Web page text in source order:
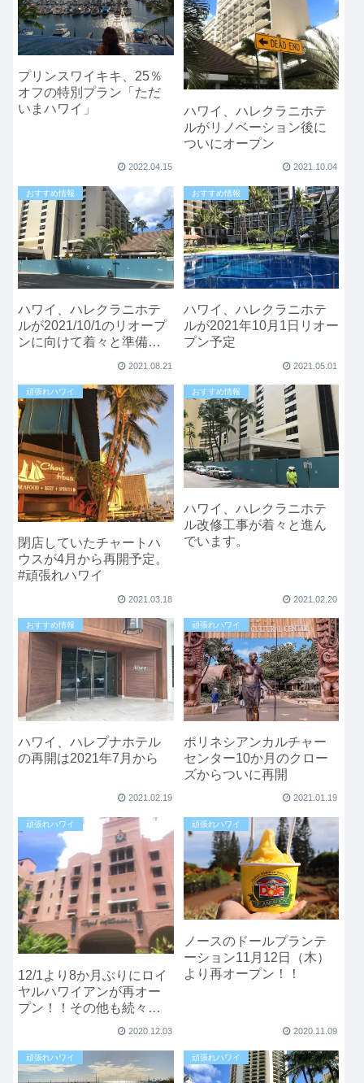
プリンスワイキキ、25％
オフの特別プラン「ただ
いまハワイ」
2022.04.15
ハワイ、ハレクラニホテ
ルがリノベーション後に
ついにオープン
2021.10.04
おすすめ情報
ハワイ、ハレクラニホテ
ルが2021/10/1のリオープ
ンに向けて着々と準備、
2021.08.21
おすすめ情報
ハワイ、ハレクラニホテ
ルが2021年10月1日リオー
プン予定
2021.05.01
頑張れハワイ
閉店していたチャートハ
ウスが4月から再開予定。
#頑張れハワイ
2021.03.18
おすすめ情報
ハワイ、ハレクラニホテ
ル改修工事が着々と進ん
でいます。
2021.02.20
おすすめ情報
ハワイ、ハレプナホテル
の再開は2021年7月から
2021.02.19
頑張れハワイ
ポリネシアンカルチャー
センター10か月のクロー
ズからついに再開
2021.01.19
頑張れハワイ
12/1より8か月ぶりにロイ
ヤルハワイアンが再オー
プン！！その他も続々と
2020.12.03
頑張れハワイ
ノースのドールプランテ
ーション11月12日（木）
より再オープン！！
2020.11.09
頑張れハワイ 頑張れハワイ